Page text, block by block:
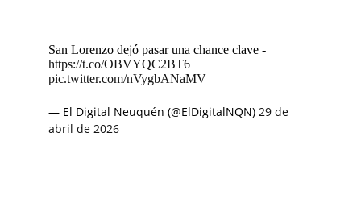
San Lorenzo dejó pasar una chance clave -
https://t.co/OBVYQC2BT6
pic.twitter.com/nVygbANaMV
— El Digital Neuquén (@ElDigitalNQN) 29 de
abril de 2026